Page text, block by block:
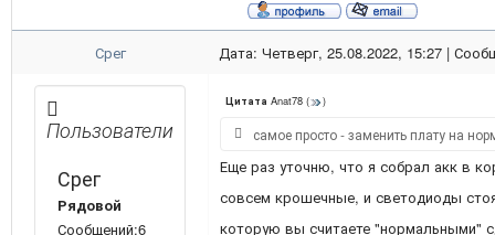
Срег Дата: Четверг, 25.08.2022, 15:27 |
Пользователи
Срег
Рядовой
Сообщений:6
Цитата Anat78 ( )
самое просто - заменить плату на
Еще раз уточню, что я собрал акк в
совсем крошечные, и светодиоды
которую вы считаете "нормальными"